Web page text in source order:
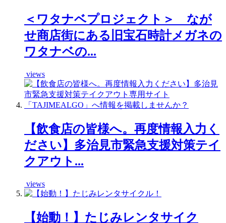
＜ワタナベプロジェクト＞ なが
せ商店街にある旧宝石時計メガネの
ワタナベの...
views
【飲食店の皆様へ。再度情報入力く
ださい】多治見市緊急支援対策テイ
クアウト...
views
【始動！】たじみレンタサイク